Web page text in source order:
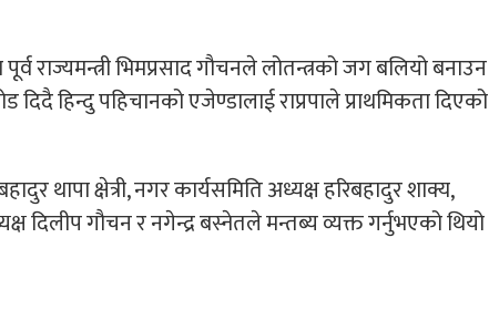
राज्यमन्त्री भिमप्रसाद गौचनले लोतन्त्रको जग बलियो बनाउन
दिदै हिन्दु पहिचानको एजेण्डालाई राप्रपाले प्राथमिकता दिएको
थापा क्षेत्री, नगर कार्यसमिति अध्यक्ष हरिबहादुर शाक्य,
दिलीप गौचन र नगेन्द्र बस्नेतले मन्तब्य व्यक्त गर्नुभएको थियो